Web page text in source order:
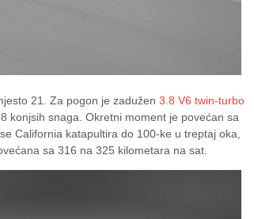
21. Za pogon je zadužen 3.8 V6 twin-turbo
konjsih snaga. Okretni moment je povećan sa
California katapultira do 100-ke u treptaj oka,
sa 316 na 325 kilometara na sat.